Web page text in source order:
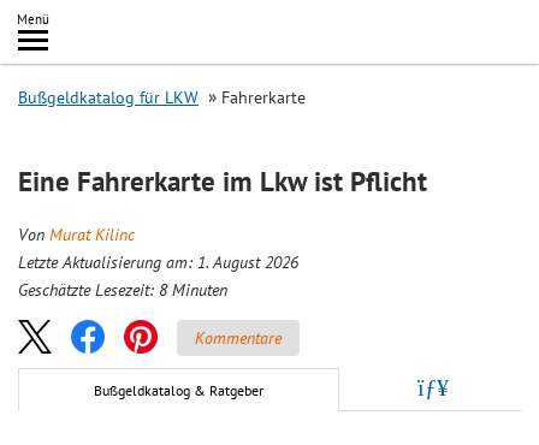
Inhalt
springen
Menü
Search
Bußgeldkatalog für LKW Fahrerkarte
Eine Fahrerkarte im Lkw ist Pflicht
Von Murat Kilinc
Letzte Aktualisierung am: 1. August 2026
Geschätzte Lesezeit: 8 Minuten
Kommentare
Bußgeldkatalog & Ratgeber